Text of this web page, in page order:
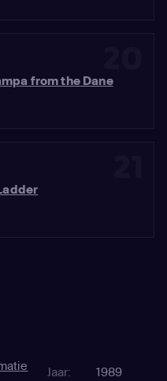
from the Dane
Jaar: 1989